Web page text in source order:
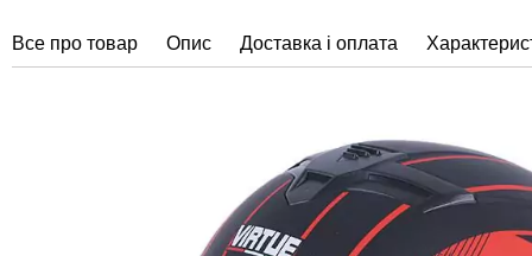
Все про товар Опис Доставка і оплата